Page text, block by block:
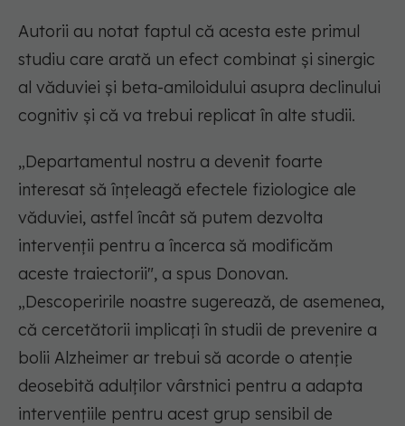
Autorii au notat faptul că acesta este primul
studiu care arată un efect combinat și sinergic
al văduviei și beta-amiloidului asupra declinului
cognitiv și că va trebui replicat în alte studii.
„Departamentul nostru a devenit foarte
interesat să înțeleagă efectele fiziologice ale
văduviei, astfel încât să putem dezvolta
intervenții pentru a încerca să modificăm
aceste traiectorii", a spus Donovan.
„Descoperirile noastre sugerează, de asemenea,
că cercetătorii implicați în studii de prevenire a
bolii Alzheimer ar trebui să acorde o atenție
deosebită adulților vârstnici pentru a adapta
intervențiile pentru acest grup sensibil de